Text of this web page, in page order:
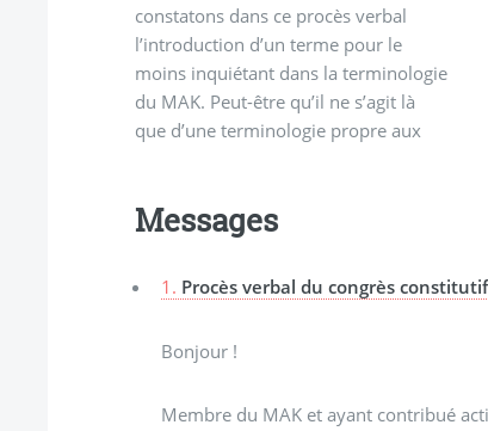
constatons dans ce procès verbal
l’introduction d’un terme pour le
moins inquiétant dans la terminologie
du MAK. Peut-être qu’il ne s’agit là
que d’une terminologie propre aux
de la référence au "mois de
ramadhan". Espérant qu’il ne s’agit là
que d’une erreur qui ne se reproduira
plus... Sans quoi, l’on pourra
s’attendre dans l’avenir à des
"hamdoullah" et autres expressions
qui empoisonnent le vocabulaire
Messages
1. Procès verbal du congrès
Bonjour !
Membre du MAK et ayant contribué